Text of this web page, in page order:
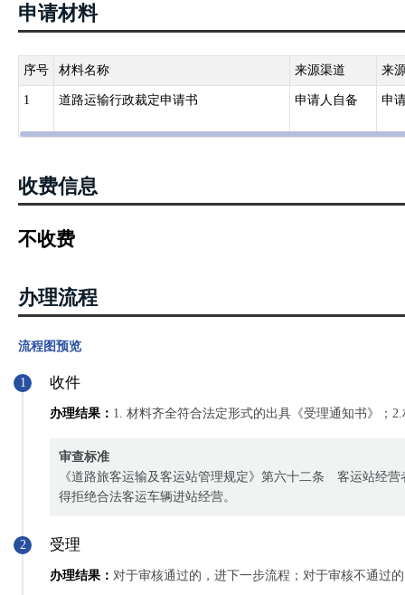
申请材料
序号 材料名称 来源渠道 来
1 道路运输行政裁定申请书 申请人自备 申
收费信息
不收费
办理流程
流程图预览
1 收件
办理结果： 1. 材料齐全符合法定形式的出具《受理通知书》；
审查标准
《道路旅客运输及客运站管理规定》第六十二条 客运站经
得拒绝合法客运车辆进站经营。
2 受理
办理结果： 对于审核通过的，进下一步流程；对于审核不通过